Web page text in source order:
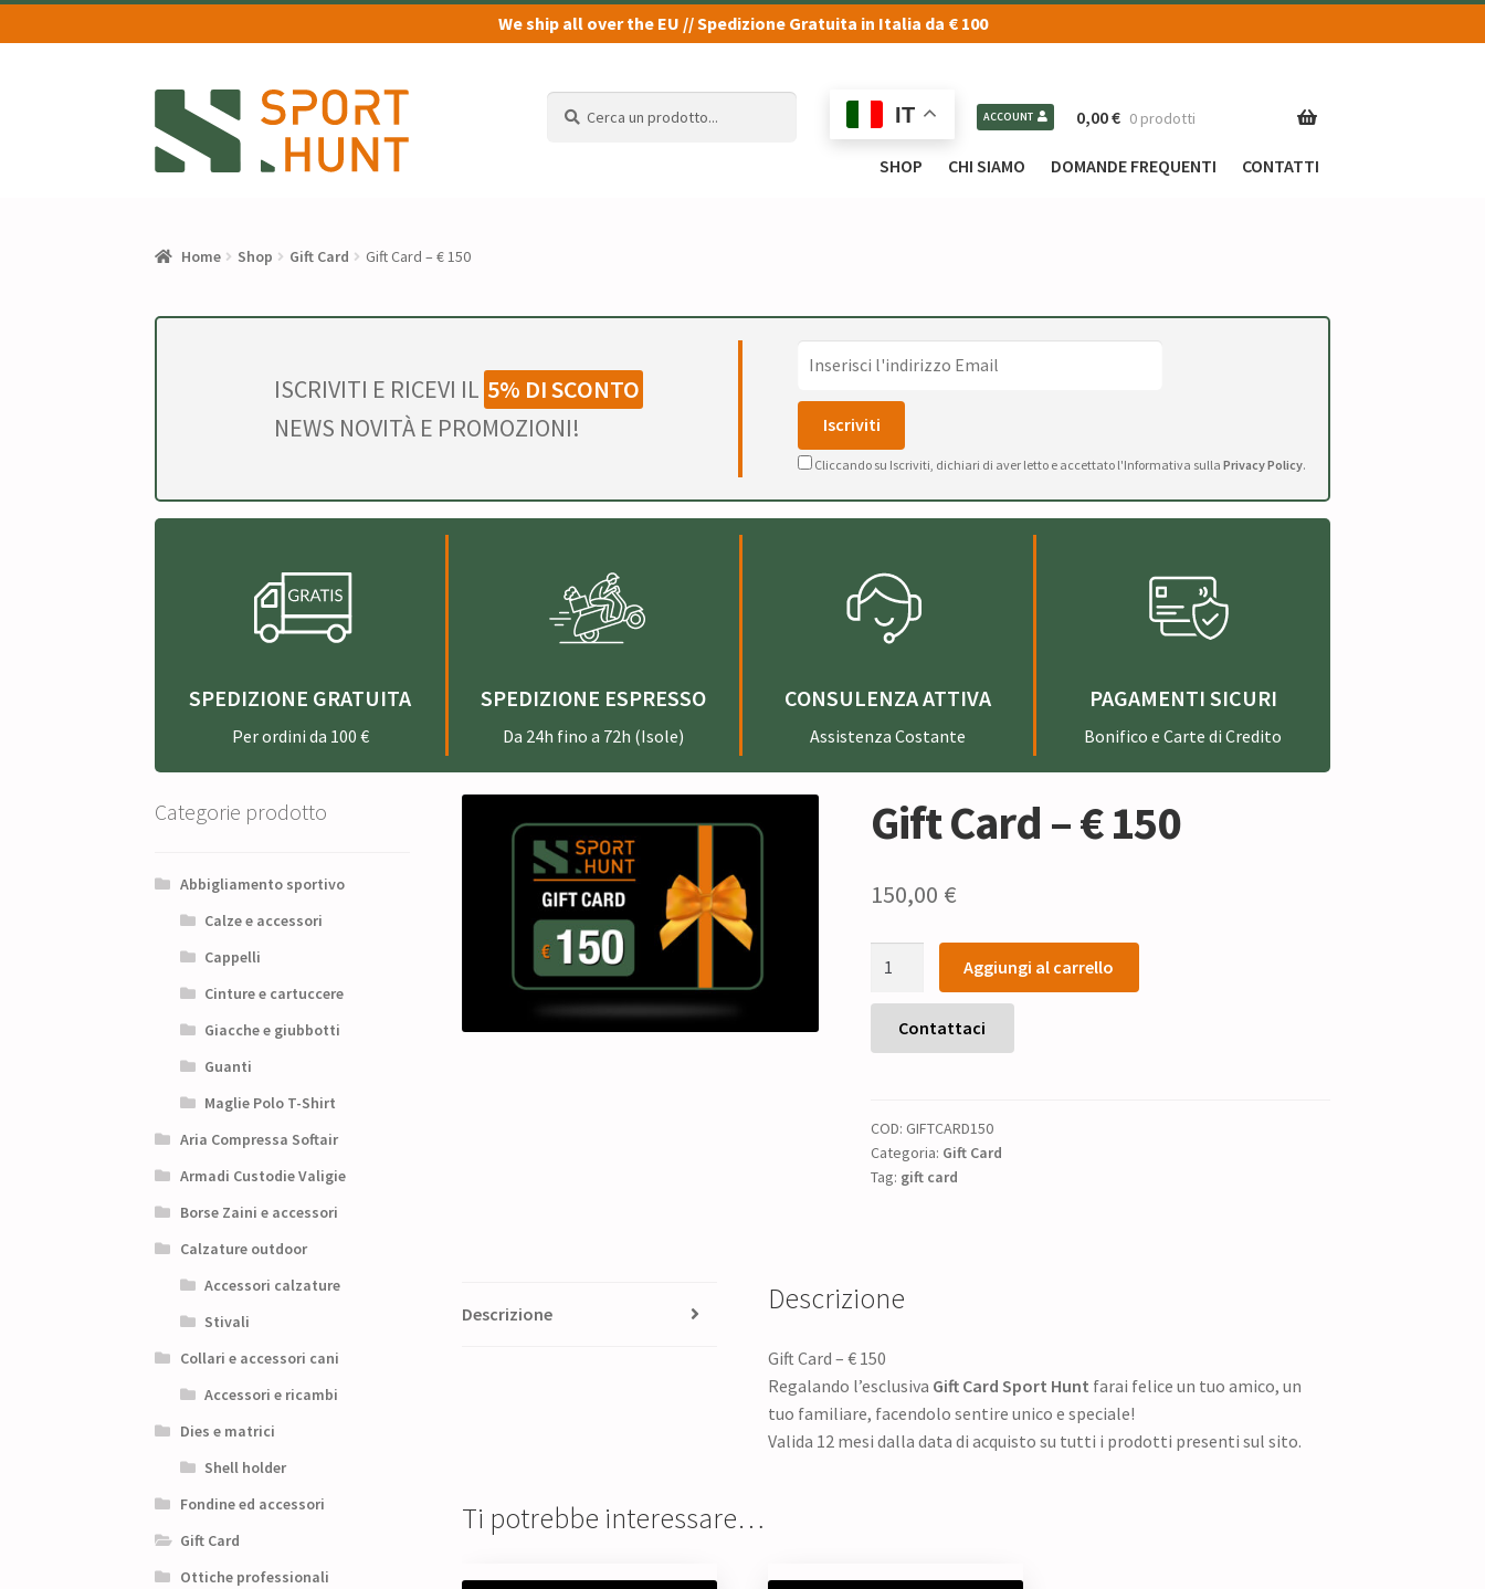
We ship all over the EU // Spedizione Gratuita in Italia da € 100
alla
navigazione
al
contenuto
IT ACCOUNT 0,00€ 0 prodotti
SHOP CHI SIAMO DOMANDE FREQUENTI CONTATTI
Home Shop Gift Card Gift Card – € 150
ISCRIVITI E RICEVI IL 5% DI SCONTO
NEWS NOVITÀ E PROMOZIONI!
Cliccando su Iscriviti, dichiari di aver letto e accettato l'Informativa sulla Privacy Policy.
SPEDIZIONE GRATUITA
Per ordini da 100 €
SPEDIZIONE ESPRESSO
Da 24h fino a 72h (Isole)
CONSULENZA ATTIVA
Assistenza Costante
PAGAMENTI SICURI
Bonifico e Carte di Credito
Gift Card – € 150
150,00 €
Gift
Card
-
150
Aggiungi al carrello
Contattaci
COD: GIFTCARD150
Categoria: Gift Card
Tag: gift card
Descrizione Descrizione
Gift Card – € 150
Regalando l’esclusiva Gift Card Sport Hunt farai felice un tuo amico, un
tuo familiare, facendolo sentire unico e speciale!
Valida 12 mesi dalla data di acquisto su tutti i prodotti presenti sul sito.
Ti potrebbe interessare…
Categorie prodotto
Abbigliamento sportivo
Calze e accessori
Cappelli
Cinture e cartuccere
Giacche e giubbotti
Guanti
Maglie Polo T-Shirt
Aria Compressa Softair
Armadi Custodie Valigie
Borse Zaini e accessori
Calzature outdoor
Accessori calzature
Stivali
Collari e accessori cani
Accessori e ricambi
Dies e matrici
Shell holder
Fondine ed accessori
Gift Card
Ottiche professionali